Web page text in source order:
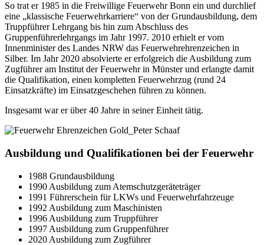
So trat er 1985 in die Freiwillige Feuerwehr Bonn ein und durchlief
eine „klassische Feuerwehrkarriere“ von der Grundausbildung, dem
Truppführer Lehrgang bis hin zum Abschluss des
Gruppenführerlehrgangs im Jahr 1997. 2010 erhielt er vom
Innenminister des Landes NRW das Feuerwehrehrenzeichen in
Silber. Im Jahr 2020 absolvierte er erfolgreich die Ausbildung zum
Zugführer am Institut der Feuerwehr in Münster und erlangte damit
die Qualifikation, einen kompletten Feuerwehrzug (rund 24
Einsatzkräfte) im Einsatzgeschehen führen zu können.
Insgesamt war er über 40 Jahre in seiner Einheit tätig.
Ausbildung und Qualifikationen bei der Feuerwehr
1988 Grundausbildung
1990 Ausbildung zum Atemschutzgeräteträger
1991 Führerschein für LKWs und Feuerwehrfahrzeuge
1992 Ausbildung zum Maschinisten
1996 Ausbildung zum Truppführer
1997 Ausbildung zum Gruppenführer
2020 Ausbildung zum Zugführer